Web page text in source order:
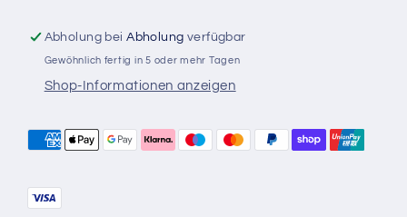
Abholung beiAbholung verfügbar
Gewöhnlich fertig in 5 oder mehr Tagen
Shop-Informationen anzeigen